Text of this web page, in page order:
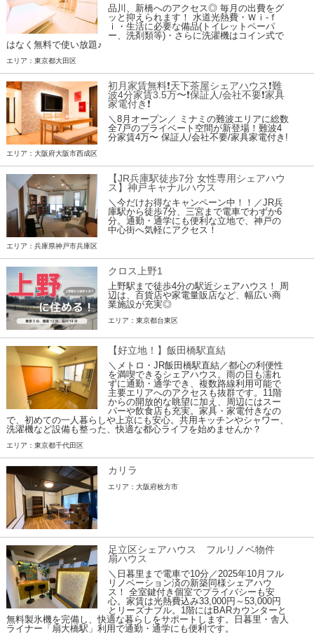
品川、新橋へのアクセス◎ 毎月の出費をグ
ッと抑えられます！ 水道光熱費・Ｗｉ-ｆ
ｉ・生活に必要な備品(トイレットペーパ
ー、洗剤類等)・さらに洗濯機はコイン式で
はなく無料で使い放題♪
エリア：東京都大田区
初月家賃無料❗️天下茶屋シェアハウス❗️難
波4分家賃3.5万〜❗️保証人/会社不要❗️家具
家電付き❗
＼8月オープン／ ミナミの難波エリアに総数
全7戸のプライベート空間が新登場！難波4
分家賃4万〜 保証人/会社不要/家具家電付き!
エリア：大阪府大阪市西成区
【JR兵庫駅徒歩7分 女性専用シェアハウ
ス】神戸キャナルハウス
＼今だけお得なキャンペーン中！！／JR兵
庫駅から徒歩7分、三宮まで電車でわずか6
分。通勤・通学にも便利な立地で、神戸の
中心街へ気軽にアクセス！
エリア：兵庫県神戸市兵庫区
クロス上野1
上野駅まで徒歩4分の駅近シェアハウス！ 周
辺は、百貨店や家電量販店など、幅広い商
業施設が充実◎
エリア：東京都台東区
【好立地！】飯田橋駅直結
＼メトロ・JR飯田橋駅直結／都心の利便性
を満喫できるシェアハウス。雨の日も濡れ
ずに通勤・通学でき、複数路線利用可能で
主要エリアへのアクセスも抜群です。11階
からの開放的な眺望に加え、周辺にはスー
パーや飲食店も充実。家具・家電付きなの
で、初めての一人暮らしや上京にも安心。共用キッチンやシャワー、
洗濯機など設備も整った、快適な都心ライフを始めませんか？
エリア：東京都千代田区
カリラ
エリア：大阪府枚方市
足立区シェアハウス フルリノベ物件
扇ハウス
＼日暮里まで電車で10分／2025年10月フル
リノベーション済の新築同様シェアハウ
ス！ 全室鍵付き個室でプライバシーも安
心。家賃は光熱費込み33,000円～53,000円
とリーズナブル。1階にはBARカウンターと
無料製氷機を完備し、快適な暮らしをサポートします。日暮里・舎人
ライナー「扇大橋駅」利用で通勤・通学にも便利です。